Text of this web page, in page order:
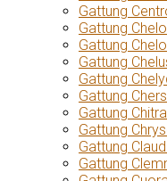
Gattung
Gattung
Gattung
Gattung
Gattung
Gattung
Gattung
Gattung
Gattung
Gattung